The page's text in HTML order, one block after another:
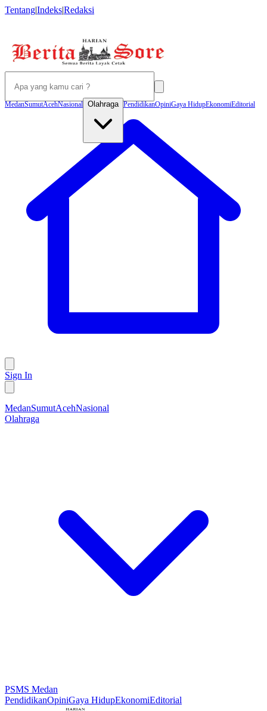
Tentang|Indeks|Redaksi
MedanSumutAcehNasional Olahraga PendidikanOpiniGaya HidupEkonomiEditorial
Sign In
MedanSumutAcehNasional
Olahraga
PSMS Medan
PendidikanOpiniGaya HidupEkonomiEditorial